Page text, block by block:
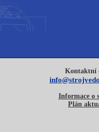
Kontaktní
Informace o
Plán